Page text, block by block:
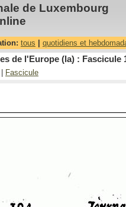
de Luxembourg
tous quotidiens et
de l'Europe (la) : Fascicule
Fascicule